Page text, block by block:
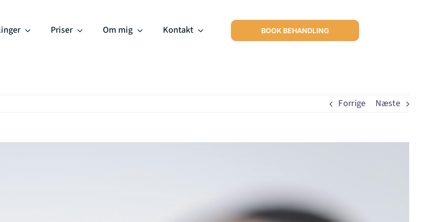
Priser Om mig Kontakt BOOK BEHANDLING
Forrige Næste